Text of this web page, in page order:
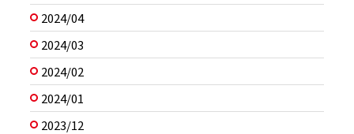
2024/04
2024/03
2024/02
2024/01
2023/12